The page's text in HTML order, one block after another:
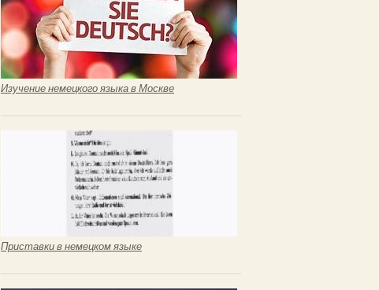
Изучение немецкого языка в Москве
Приставки в немецком языке